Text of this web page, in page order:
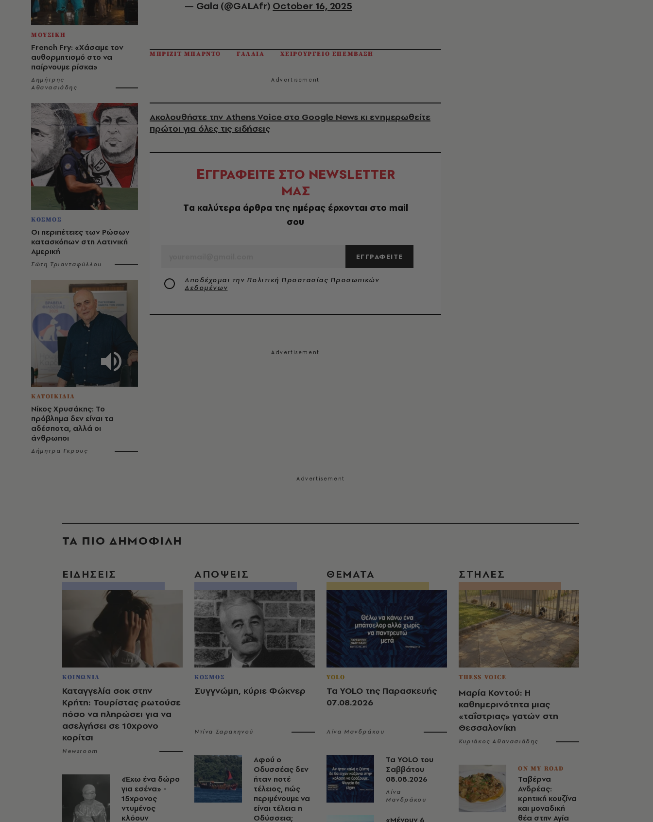
ΜΟΥΣΙΚΗ
French Fry: «Χάσαμε τον
αυθορμητισμό στο να
παίρνουμε ρίσκα»
Δημήτρης
Αθανασιάδης
ΚΟΣΜΟΣ
Οι περιπέτειες των Ρώσων
κατασκόπων στη Λατινική
Αμερική
Σώτη Τριανταφύλλου
ΚΑΤΟΙΚΙΔΙΑ
Νίκος Χρυσάκης: Το
πρόβλημα δεν είναι τα
αδέσποτα, αλλά οι
άνθρωποι
Δήμητρα Γκρους
— Gala (@GALAfr) October 16, 2025
ΜΠΡΙΖΙΤ ΜΠΑΡΝΤΟ ΓΑΛΛΙΑ ΧΕΙΡΟΥΡΓΕΙΟ ΕΠΕΜΒΑΣΗ
Ακολουθήστε την Athens Voice στο Google News κι ενημερωθείτε
πρώτοι για όλες τις ειδήσεις
ΕΓΓΡΑΦΕΙΤΕ ΣΤΟ NEWSLETTER
ΜΑΣ
Tα καλύτερα άρθρα της ημέρας έρχονται στο mail
σου
ΕΓΓΡΑΦΕΙΤΕ
Αποδέχομαι την Πολιτική Προστασίας Προσωπικών
Δεδομένων
ΤΑ ΠΙΟ ΔΗΜΟΦΙΛΗ
ΕΙΔΗΣΕΙΣ
ΚΟΙΝΩΝΙΑ
Καταγγελία σοκ στην
Κρήτη: Τουρίστας ρωτούσε
πόσο να πληρώσει για να
ασελγήσει σε 10χρονο
κορίτσι
Newsroom
«Έχω ένα δώρο
για εσένα» -
15χρονος
ντυμένος
κλόουν
ΑΠΟΨΕΙΣ
ΚΟΣΜΟΣ
Συγγνώμη, κύριε Φώκνερ
Ντίνα Σαρακηνού
Αφού ο
Οδυσσέας δεν
ήταν ποτέ
τέλειος, πώς
περιμένουμε να
είναι τέλεια η
Οδύσσεια;
ΘΕΜΑΤΑ
YOLO
Τα YOLO της Παρασκευής
07.08.2026
Λίνα Μανδράκου
Τα YOLO του
Σαββάτου
08.08.2026
Λίνα
Μανδράκου
«Μένουν 6
ΣΤΗΛΕΣ
THESS VOICE
Μαρία Κοντού: Η
καθημερινότητα μιας
«ταΐστριας» γατών στη
Θεσσαλονίκη
Κυριάκος Αθανασιάδης
ON MY ROAD
Ταβέρνα
Ανδρέας:
κρητική κουζίνα
και μοναδική
θέα στην Αγία